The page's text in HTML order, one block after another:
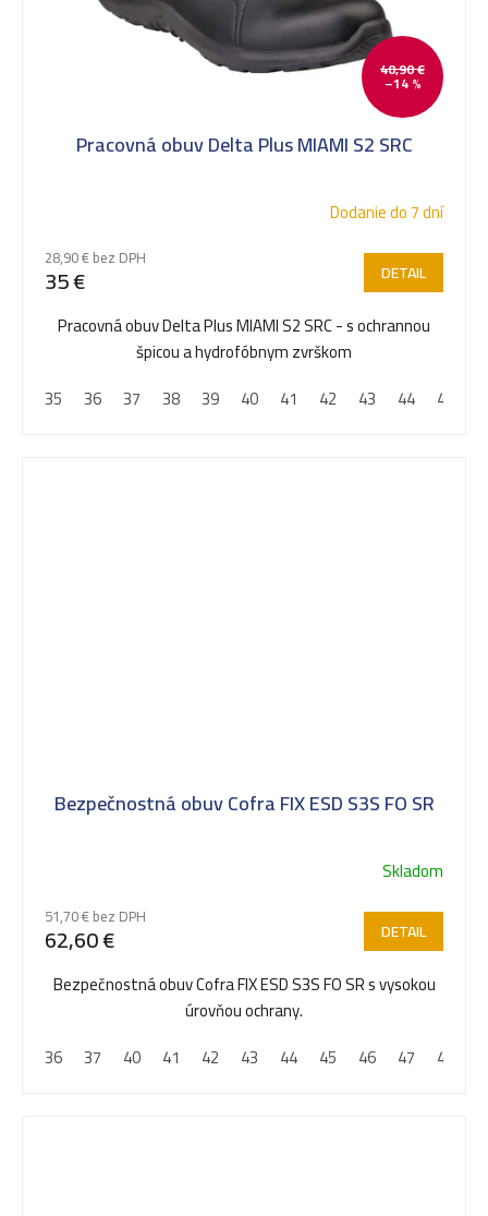
40,90 €
–14 %
Pracovná obuv Delta Plus MIAMI S2 SRC
Dodanie do 7 dní
28,90 € bez DPH
35 € DETAIL
Pracovná obuv Delta Plus MIAMI S2 SRC - s ochrannou
špicou a hydrofóbnym zvrškom
35
36 37 38 39 40 41 42 43 44 45
Bezpečnostná obuv Cofra FIX ESD S3S FO SR
Skladom
51,70 € bez DPH
62,60 € DETAIL
Bezpečnostná obuv Cofra FIX ESD S3S FO SR s vysokou
úrovňou ochrany.
36
37 40 41 42 43 44 45 46 47 48